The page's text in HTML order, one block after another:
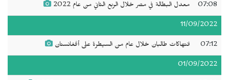
07:08 معدل البطالة في مصر خلال الربع الثاني من عام 2022
11/09/2022
07:12 انتهاكات طالبان خلال عام من السيطرة على أفغانستان
01/09/2022